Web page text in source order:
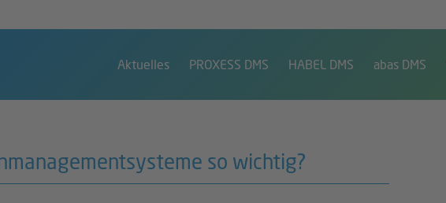
Aktuelles PROXESS DMS HABEL DMS abas DMS
so wichtig?